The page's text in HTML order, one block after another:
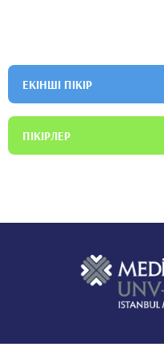
ЕКІНШІ ПІКІР
ПІКІРЛЕР